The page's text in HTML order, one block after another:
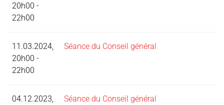
20h00 -
22h00
11.03.2024,
20h00 -
22h00
Séance du Conseil général
04.12.2023,
Séance du Conseil général